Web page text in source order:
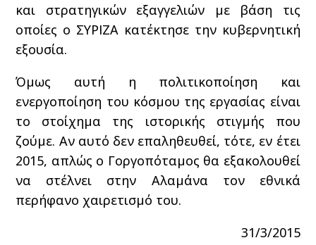
και στρατηγικών εξαγγελιών με βάση τις
οποίες ο ΣΥΡΙΖΑ κατέκτησε την κυβερνητική
εξουσία.
Όμως αυτή η πολιτικοποίηση και
ενεργοποίηση του κόσμου της εργασίας είναι
το στοίχημα της ιστορικής στιγμής που
ζούμε. Αν αυτό δεν επαληθευθεί, τότε, εν έτει
2015, απλώς ο Γοργοπόταμος θα εξακολουθεί
να στέλνει στην Αλαμάνα τον εθνικά
περήφανο χαιρετισμό του.
31/3/2015